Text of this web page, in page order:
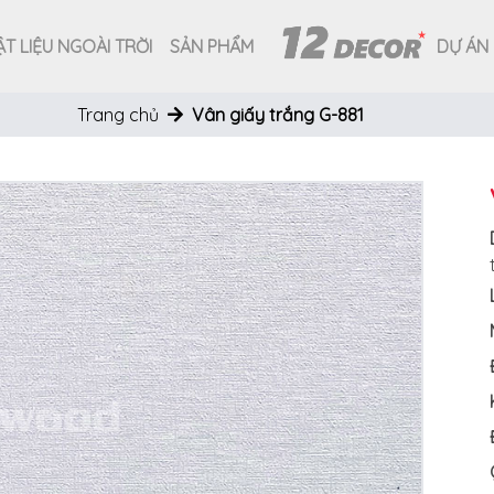
LIỆU NGOÀI TRỜI SẢN PHẨM DỰ ÁN
Trang chủ Vân giấy trắng G-881